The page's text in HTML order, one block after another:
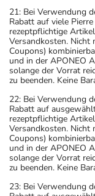
21: Bei Verwendung
Rabatt auf viele
rezeptpflichtige
Versandkosten. Nicht
Coupons)
und in der APONEO
solange der Vorrat
zu beenden. Keine
22: Bei Verwendung
Rabatt auf
rezeptpflichtige
Versandkosten. Nicht
Coupons)
und in der APONEO
solange der Vorrat
zu beenden. Keine
23: Bei Verwendung